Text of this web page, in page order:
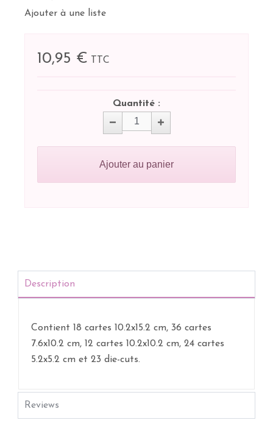
Ajouter à une liste
10,95 € TTC
Quantité :
Ajouter au panier
Description
Contient 18 cartes 10.2x15.2 cm, 36 cartes
7.6x10.2 cm, 12 cartes 10.2x10.2 cm, 24 cartes
5.2x5.2 cm et 23 die-cuts.
Reviews